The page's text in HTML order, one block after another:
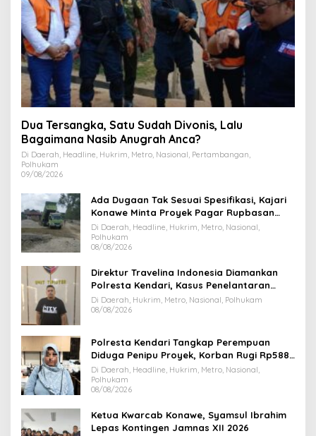
Dua Tersangka, Satu Sudah Divonis, Lalu
Bagaimana Nasib Anugrah Anca?
Di Daerah, Headline, Hukrim, Metro, Nasional, Pertambangan,
Polhukam
09/08/2026
Ada Dugaan Tak Sesuai Spesifikasi, Kajari
Konawe Minta Proyek Pagar Rupbasan
Rp1,9 Miliar Dihentikan
Di Daerah, Headline, Hukrim, Metro, Nasional,
Polhukam
08/08/2026
Direktur Travelina Indonesia Diamankan
Polresta Kendari, Kasus Penelantaran
Jemaah Umrah Masuk Babak Baru
Di Daerah, Hukrim, Metro, Nasional, Polhukam
08/08/2026
Polresta Kendari Tangkap Perempuan
Diduga Penipu Proyek, Korban Rugi Rp588,1
Juta
Di Daerah, Headline, Hukrim, Metro, Nasional,
Polhukam
08/08/2026
Ketua Kwarcab Konawe, Syamsul Ibrahim
Lepas Kontingen Jamnas XII 2026